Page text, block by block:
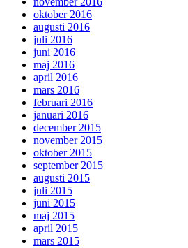
oktober 2016
augusti 2016
juli 2016
juni 2016
maj 2016
april 2016
mars 2016
februari 2016
januari 2016
december 2015
november 2015
oktober 2015
september 2015
augusti 2015
juli 2015
juni 2015
maj 2015
april 2015
mars 2015